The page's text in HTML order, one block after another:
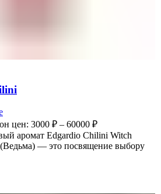
цен: 3000 ₽ – 60000 ₽
аромат Edgardio Chilini Witch
— это посвящение выбору